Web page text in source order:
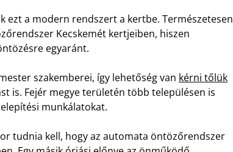
ezt a modern rendszert a kertbe. Természetesen
Kecskemét kertjeiben, hiszen
egyaránt.
szakemberei, így lehetőség van kérni tőlük
is. Fejér megye területén több településen is
munkálatokat.
tudnia kell, hogy az automata öntözőrendszer